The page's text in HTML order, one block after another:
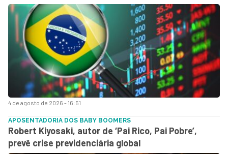
4 de agosto de 2026 - 16:51
APOSENTADORIA DOS BABY BOOMERS
Robert Kiyosaki, autor de ‘Pai Rico, Pai Pobre’,
prevê crise previdenciária global